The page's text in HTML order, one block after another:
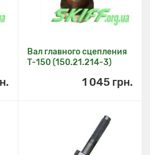
Вал главного сцепления
Т-150 (150.21.214-3)
1 045 грн.